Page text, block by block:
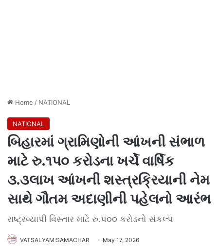
Home / NATIONAL
NATIONAL
બિહારમાં ગ્રામિણોની આંખની સંભાળ
માટે રુ.૧૫૦ કરોડના ખર્ચે વાર્ષિક
૩.૩લાખ આંખની શસ્ત્રક્રિયાની નેમ
સાથે ગૌતમ અદાણીની પહેલનો આરંભ
રાષ્ટ્રવ્યાપી વિસ્તાર માટે રુ.૫૦૦ કરોડનો સંકલ્પ
VATSALYAM SAMACHAR May 17, 2026